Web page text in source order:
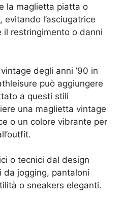
la maglietta piatta o
l’asciugatrice
il restringimento o danni
degli anni ’90 in
può aggiungere
a questi stili
una maglietta vintage
o un colore vibrante per
o tecnici dal design
da jogging, pantaloni
o sneakers eleganti.